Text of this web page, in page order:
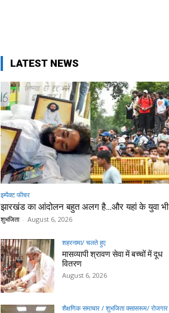
LATEST NEWS
इम्पैक्ट फीचर
झारखंड का आंदोलन बहुत अलग है…और यहां के युवा भी
शुभजिता - August 6, 2026
शहरनामा/ चलते हुए
मासव्यापी श्रावण सेवा में बच्चों में दूध
वितरण
August 6, 2026
शैक्षणिक समाचार / शुभजिता क्सासरूम/ रोजगार